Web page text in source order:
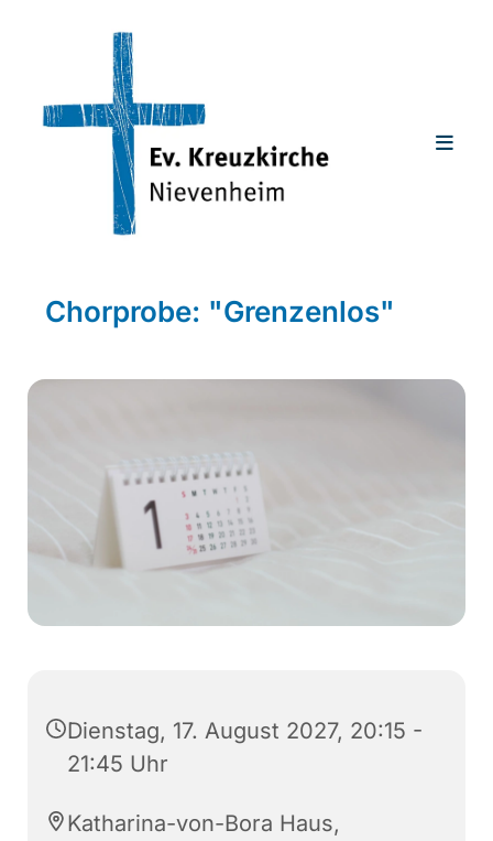
Chorprobe: "Grenzenlos"
Dienstag, 17. August 2027, 20:15 -
21:45 Uhr
Katharina-von-Bora Haus,